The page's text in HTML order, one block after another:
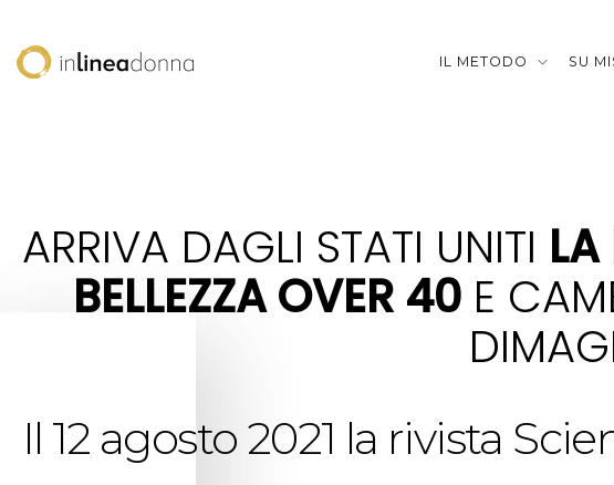
IL METODO SU
ARRIVA DAGLI STATI UNITI LA
BELLEZZA OVER 40 E
Il 12 agosto 2021 la rivista